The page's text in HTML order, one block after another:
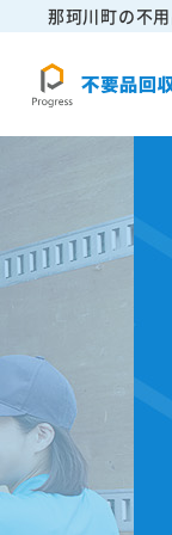
那珂川町の不